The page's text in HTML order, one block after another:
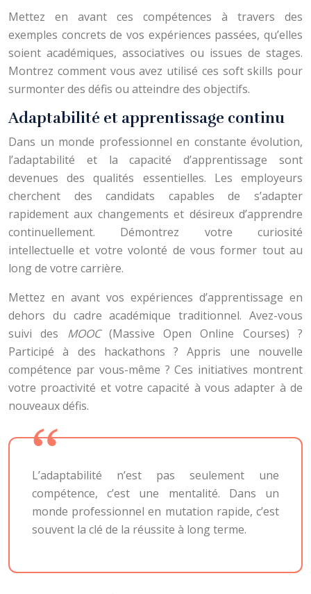
Mettez en avant ces compétences à travers des
exemples concrets de vos expériences passées, qu’elles
soient académiques, associatives ou issues de stages.
Montrez comment vous avez utilisé ces soft skills pour
surmonter des défis ou atteindre des objectifs.
Adaptabilité et apprentissage continu
Dans un monde professionnel en constante évolution,
l’adaptabilité et la capacité d’apprentissage sont
devenues des qualités essentielles. Les employeurs
cherchent des candidats capables de s’adapter
rapidement aux changements et désireux d’apprendre
continuellement. Démontrez votre curiosité
intellectuelle et votre volonté de vous former tout au
long de votre carrière.
Mettez en avant vos expériences d’apprentissage en
dehors du cadre académique traditionnel. Avez-vous
suivi des MOOC(Massive Open Online Courses) ?
Participé à des hackathons ? Appris une nouvelle
compétence par vous-même ? Ces initiatives montrent
votre proactivité et votre capacité à vous adapter à de
nouveaux défis.
L’adaptabilité n’est pas seulement une
compétence, c’est une mentalité. Dans un
monde professionnel en mutation rapide, c’est
souvent la clé de la réussite à long terme.